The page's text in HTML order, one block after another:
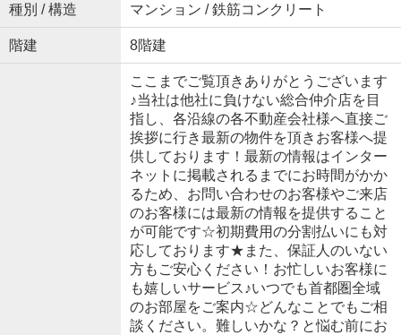
種別 / 構造 マンション / 鉄筋コンクリート
階建 8階建
ここまでご覧頂きありがとうございます
♪当社は他社に負けない総合仲介店を目
指し、各沿線の各不動産会社様へ直接ご
挨拶に行き最新の物件を頂きお客様へ提
供しております！最新の情報はインター
ネットに掲載されるまでにお時間がかか
るため、お問い合わせのお客様やご来店
のお客様には最新の情報を提供すること
が可能です☆初期費用の分割払いにも対
応しております★また、保証人のいない
方もご安心ください！お忙しいお客様に
も嬉しいサービス♪いつでも首都圏全域
のお部屋をご案内☆どんなことでもご相
談ください。難しいかな？と悩む前にお